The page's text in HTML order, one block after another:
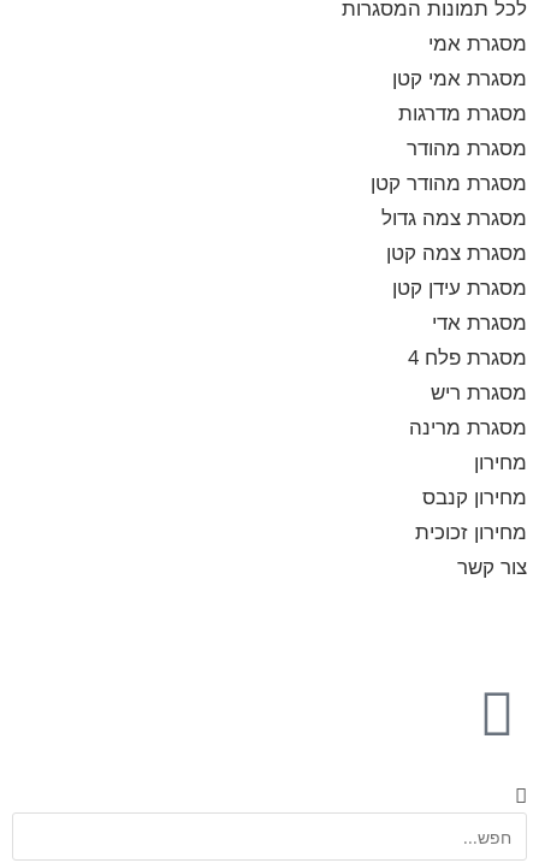
לכל תמונות המסגרות
מסגרת אמי
מסגרת אמי קטן
מסגרת מדרגות
מסגרת מהודר
מסגרת מהודר קטן
מסגרת צמה גדול
מסגרת צמה קטן
מסגרת עידן קטן
מסגרת אדי
מסגרת פלח 4
מסגרת ריש
מסגרת מרינה
מחירון
מחירון קנבס
מחירון זכוכית
צור קשר